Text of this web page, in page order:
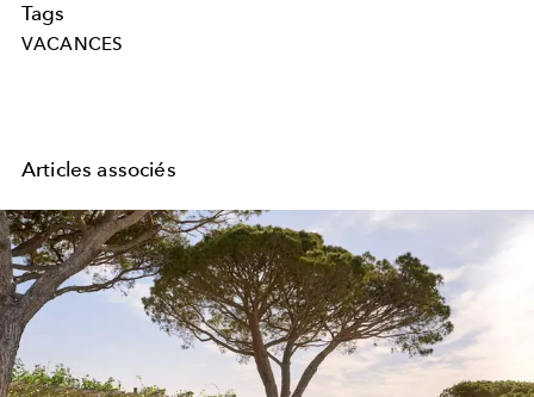
Tags
VACANCES
Articles associés